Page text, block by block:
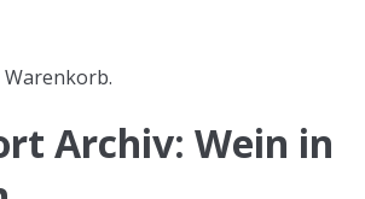
Archiv: Wein in